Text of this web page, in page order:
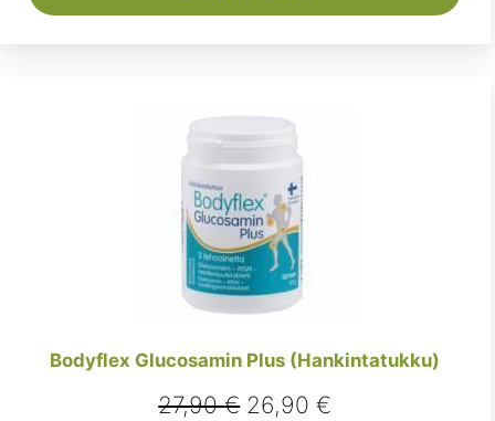
Bodyflex Glucosamin Plus (Hankintatukku)
27,90€ Alkuperäinen
26,90€